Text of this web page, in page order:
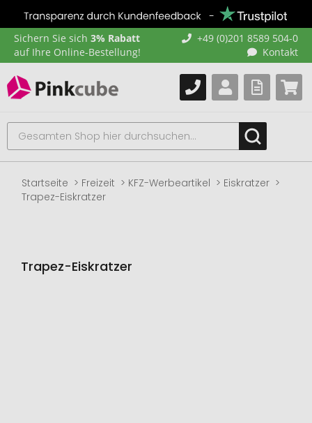
Sichern Sie sich 3% Rabatt
auf Ihre Online-Bestellung!
+49 (0)201 8589 504-0
Kontakt
Startseite Freizeit KFZ-Werbeartikel
Eiskratzer
Trapez-Eiskratzer
Trapez-Eiskratzer